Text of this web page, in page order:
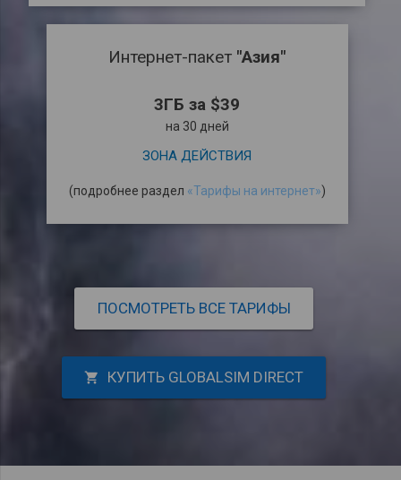
Интернет-пакет "Азия"
3ГБ за $39
на 30 дней
ЗОНА ДЕЙСТВИЯ
(подробнее раздел «Тарифы на интернет»)
ПОСМОТРЕТЬ ВСЕ ТАРИФЫ
shopping_cart КУПИТЬ GLOBALSIM DIRECT